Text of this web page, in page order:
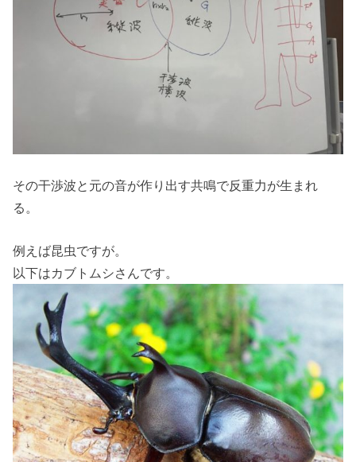
その干渉波と元の音が作り出す共鳴で反重力が生まれ
る。
例えば昆虫ですが。
以下はカブトムシさんです。